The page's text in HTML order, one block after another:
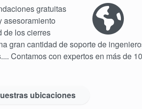
gratuitas
asesoramiento
de los cierres
gran cantidad de soporte de
Contamos con expertos en más de
ubicaciones